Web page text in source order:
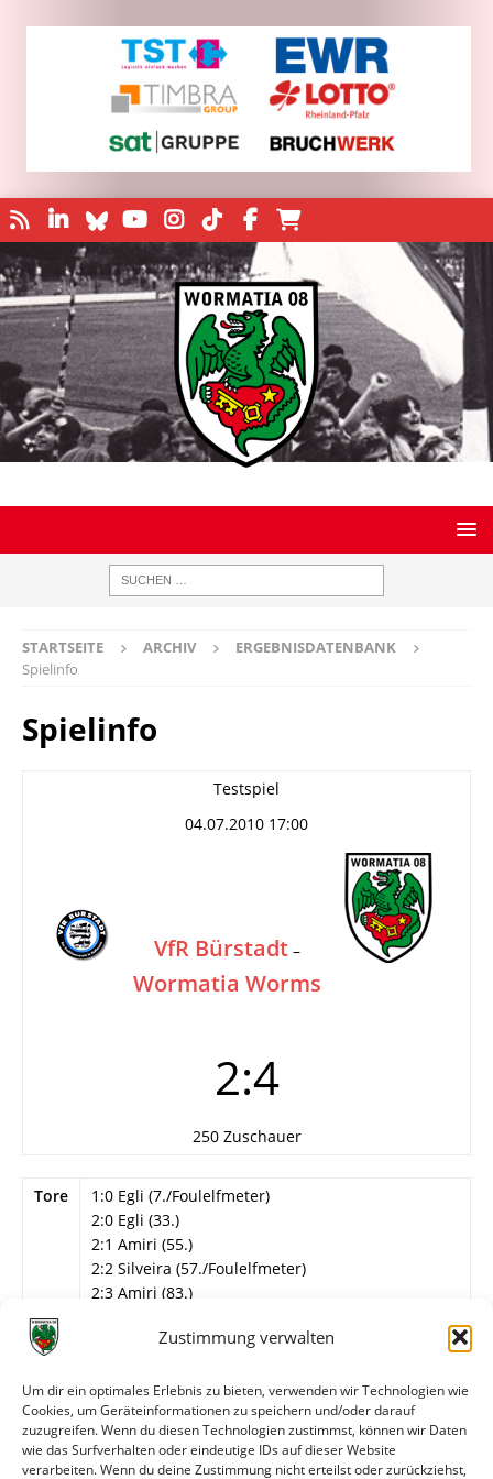
Zustimmung verwalten
Um dir ein optimales Erlebnis zu bieten, verwenden wir Technologien wie
Cookies, um Geräteinformationen zu speichern und/oder darauf
zuzugreifen. Wenn du diesen Technologien zustimmst, können wir Daten
wie das Surfverhalten oder eindeutige IDs auf dieser Website
verarbeiten. Wenn du deine Zustimmung nicht erteilst oder zurückziehst,
STARTSEITE ARCHIV
ERGEBNISDATENBANK
Spielinfo
Spielinfo
Testspiel
04.07.2010 17:00
VfR Bürstadt –
Wormatia Worms
2:4
250 Zuschauer
Tore
1:0 Egli (7./Foulelfmeter)
2:0 Egli (33.)
2:1 Amiri (55.)
2:2 Silveira (57./Foulelfmeter)
2:3 Amiri (83.)
Info
(46. Heidenmann) – Schröer (28. Röser) – Kröh /
TSG Weinheim (46. Cuc), Klotz, Amiri, Letellier /
Borussia Neunkirchen – Silveira.